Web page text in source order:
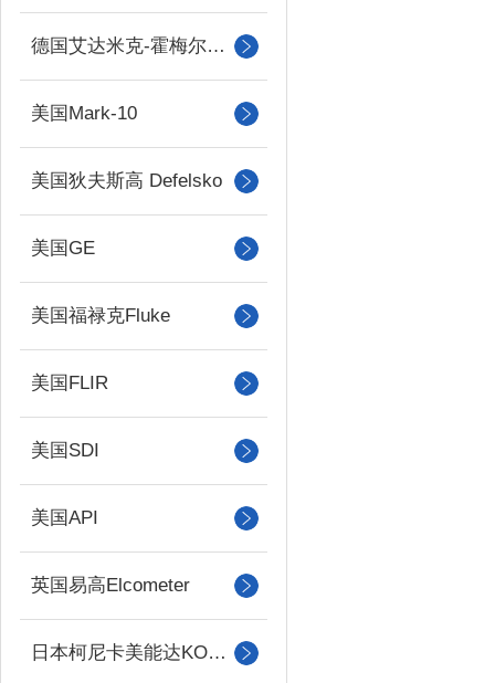
德国艾达米克-霍梅尔Hommel
美国Mark-10
美国狄夫斯高 Defelsko
美国GE
美国福禄克Fluke
美国FLIR
美国SDI
美国API
英国易高Elcometer
日本柯尼卡美能达KONICA MINOLTA